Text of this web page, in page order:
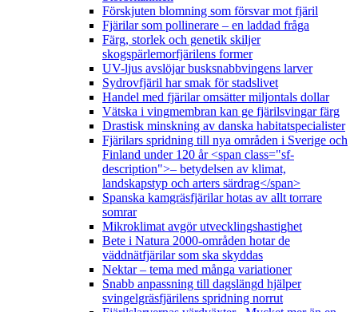
Förskjuten blomning som försvar mot fjäril
Fjärilar som pollinerare – en laddad fråga
Färg, storlek och genetik skiljer
skogspärlemorfjärilens former
UV-ljus avslöjar busksnabbvingens larver
Sydrovfjäril har smak för stadslivet
Handel med fjärilar omsätter miljontals dollar
Vätska i vingmembran kan ge fjärilsvingar färg
Drastisk minskning av danska habitatspecialister
Fjärilars spridning till nya områden i Sverige och
Finland under 120 år <span class="sf-
description">– betydelsen av klimat,
landskapstyp och arters särdrag</span>
Spanska kamgräsfjärilar hotas av allt torrare
somrar
Mikroklimat avgör utvecklingshastighet
Bete i Natura 2000-områden hotar de
väddnätfjärilar som ska skyddas
Nektar – tema med många variationer
Snabb anpassning till dagslängd hjälper
svingelgräsfjärilens spridning norrut